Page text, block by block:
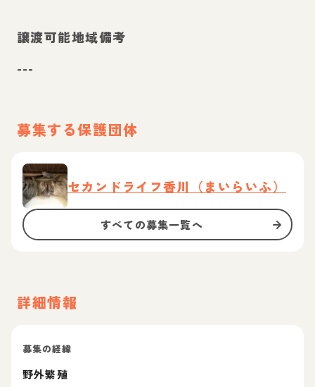
譲渡可能地域備考
---
募集する保護団体
セカンドライフ香川（まいらいふ）
すべての募集一覧へ
詳細情報
募集の経緯
野外繁殖